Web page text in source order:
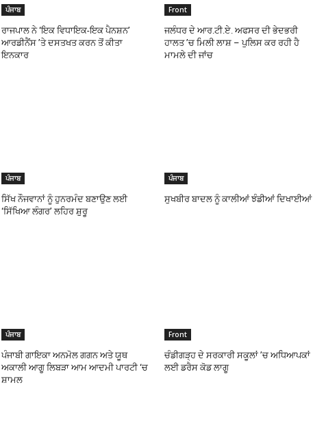
ਪੰਜਾਬ
ਰਾਜਪਾਲ ਨੇ ‘ਇਕ ਵਿਧਾਇਕ-ਇਕ ਪੈਨਸ਼ਨ’
ਆਰਡੀਨੈਂਸ ’ਤੇ ਦਸਤਖਤ ਕਰਨ ਤੋਂ ਕੀਤਾ
ਇਨਕਾਰ
Front
ਜਲੰਧਰ ਦੇ ਆਰ.ਟੀ.ਏ. ਅਫਸਰ ਦੀ ਭੇਦਭਰੀ
ਹਾਲਤ ’ਚ ਮਿਲੀ ਲਾਸ਼ – ਪੁਲਿਸ ਕਰ ਰਹੀ ਹੈ
ਮਾਮਲੇ ਦੀ ਜਾਂਚ
ਪੰਜਾਬ
ਸਿੱਖ ਨੌਜਵਾਨਾਂ ਨੂੰ ਹੁਨਰਮੰਦ ਬਣਾਉਣ ਲਈ
‘ਸਿੱਖਿਆ ਲੰਗਰ’ ਲਹਿਰ ਸ਼ੁਰੂ
ਪੰਜਾਬ
ਸੁਖਬੀਰ ਬਾਦਲ ਨੂੰ ਕਾਲੀਆਂ ਝੰਡੀਆਂ ਦਿਖਾਈਆਂ
ਪੰਜਾਬ
ਪੰਜਾਬੀ ਗਾਇਕਾ ਅਨਮੋਲ ਗਗਨ ਅਤੇ ਯੂਥ
ਅਕਾਲੀ ਆਗੂ ਲਿਬੜਾ ਆਮ ਆਦਮੀ ਪਾਰਟੀ ‘ਚ
ਸ਼ਾਮਲ
Front
ਚੰਡੀਗੜ੍ਹ ਦੇ ਸਰਕਾਰੀ ਸਕੂਲਾਂ ’ਚ ਅਧਿਆਪਕਾਂ
ਲਈ ਡਰੈਸ ਕੋਡ ਲਾਗੂ